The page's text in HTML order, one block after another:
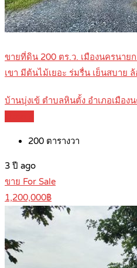
ขายที่ดิน 200 ตร.ว. เมืองนครนาย
เขา มีต้นไม้เยอะ ร่มรื่น เย็นสบาย
บ้านบุ่งเข้ ตำบลหินตั้ง อำเภอเมือง
200 ตารางวา
3 ปี ago
ขาย For Sale
1,200,000฿